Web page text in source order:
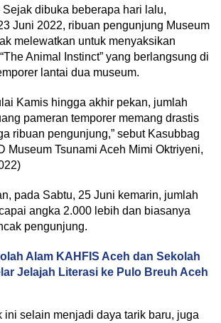
Sejak dibuka beberapa hari lalu,
Juni 2022, ribuan pengunjung Museum
melewatkan untuk menyaksikan
Animal Instinct” yang berlangsung di
lantai dua museum.
Kamis hingga akhir pekan, jumlah
pameran temporer memang drastis
ribuan pengunjung,” sebut Kasubbag
Museum Tsunami Aceh Mimi Oktriyeni,
pada Sabtu, 25 Juni kemarin, jumlah
angka 2.000 lebih dan biasanya
pengunjung.
Alam KAHFIS Aceh dan Sekolah
Jelajah Literasi ke Pulo Breuh Aceh
ini selain menjadi daya tarik baru, juga